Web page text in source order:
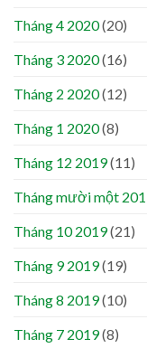
Tháng 4 2020(20)
Tháng 3 2020(16)
Tháng 2 2020(12)
Tháng 1 2020(8)
Tháng 12 2019(11)
Tháng mười một
Tháng 10 2019(21)
Tháng 9 2019(19)
Tháng 8 2019(10)
Tháng 7 2019(8)